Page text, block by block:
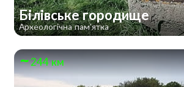
Білівське городище
Археологічна пам'ятка
244 км